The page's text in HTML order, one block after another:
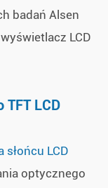
badań Alsen
LCD
TFT LCD
słońcu LCD
optycznego